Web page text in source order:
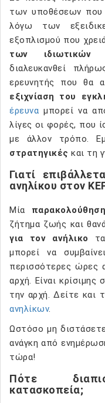
των υποθέσεων που
λόγω των
εξοπλισμού που
των ιδιωτικών
διαλευκανθεί
ερευνητής που θα
εξιχνίαση του
έρευνα μπορεί να
λίγες οι φορές, που
με άλλον τρόπο.
στρατηγικές και τη
Γιατί
ανηλίκου στον
Μία
ζήτημα ζωής και
για τον ανήλικο
μπορεί να
περισσότερες ώρες
αρχή. Είναι
την αρχή. Δείτε και
ανηλίκων.
Ωστόσο μη
ανάγκη από
τώρα!
Πότε
κατασκοπεία;